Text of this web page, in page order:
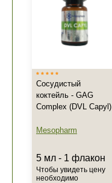
Сосудистый
коктейль - GAG
Complex (DVL Capyl)
Mesopharm
5 мл - 1 флакон
Чтобы увидеть цену
необходимо